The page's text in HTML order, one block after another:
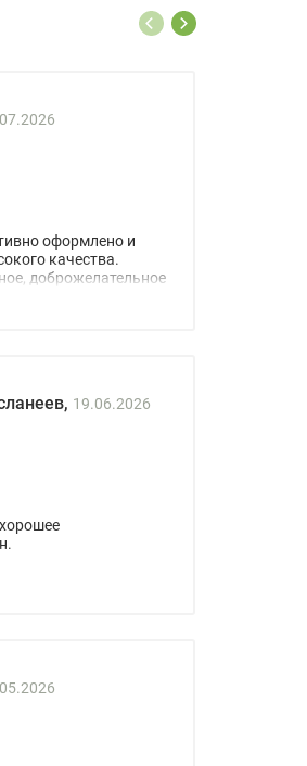
оформлено и
качества.
доброжелательное
19.06.2026